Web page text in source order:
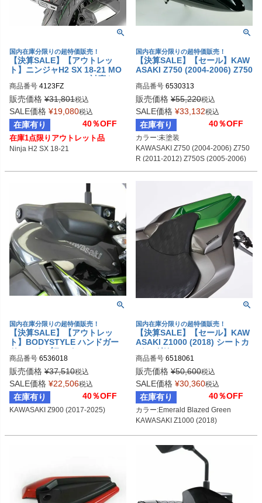
国内在庫分限りの超特価販売！
【決算SALE】【アウトレッ
ト】ニンジャH2 SX 18-21 MO
NOKEY/MONOLOCK対応トッ
プケース用 リアキャリア GIVI
商品番号 4123FZ
販売価格 ¥31,801税込
SALE価格 ¥19,080税込
在庫有り 40％OFF
在庫1点限りアウトレット品
Ninja H2 SX 18-21
国内在庫分限りの超特価販売！
【決算SALE】【セール】KAW
ASAKI Z750 (2004-2006) Z750
06) アンダースポイラー(ベリー
パン) 未塗装 BODYSTYLE
商品番号 6530313
販売価格 ¥55,220税込
SALE価格 ¥33,132税込
在庫有り 40％OFF
カラー:未塗装
KAWASAKI Z750 (2004-2006) Z750
R (2011-2012) Z750S (2005-2006)
国内在庫分限りの超特価販売！
【決算SALE】【アウトレッ
ト】BODYSTYLE ハンドガー
ド マットブラック KAWASAKI
Z900 (2017-2025)
商品番号 6536018
販売価格 ¥37,510税込
SALE価格 ¥22,506税込
在庫有り 40％OFF
KAWASAKI Z900 (2017-2025)
国内在庫分限りの超特価販売！
【決算SALE】【セール】KAW
ASAKI Z1000 (2018) シートカ
バー グリーン BODYSTYLE
商品番号 6518061
販売価格 ¥50,600税込
SALE価格 ¥30,360税込
在庫有り 40％OFF
カラー:Emerald Blazed Green
KAWASAKI Z1000 (2018)